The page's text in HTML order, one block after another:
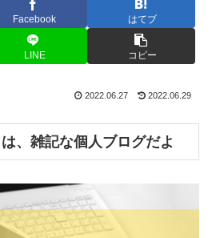
Facebook はてブ
LINE コピー
2022.06.27 2022.06.29
、雑記な個人ブログだよ